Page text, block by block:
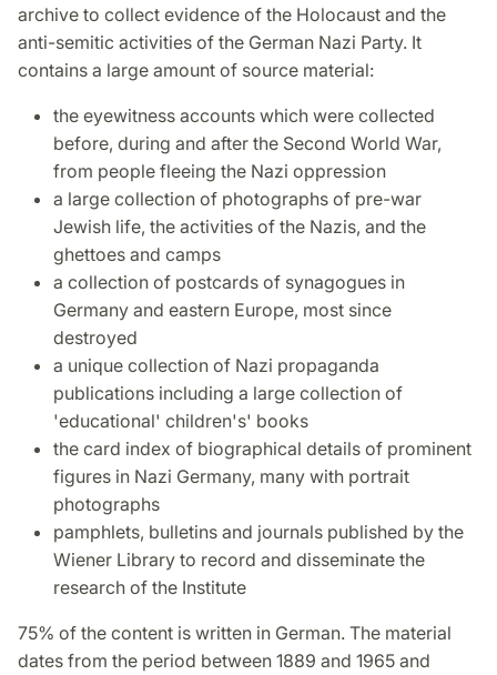
archive to collect evidence of the Holocaust and the
anti-semitic activities of the German Nazi Party. It
contains a large amount of source material:
the eyewitness accounts which were collected
before, during and after the Second World War,
from people fleeing the Nazi oppression
a large collection of photographs of pre-war
Jewish life, the activities of the Nazis, and the
ghettoes and camps
a collection of postcards of synagogues in
Germany and eastern Europe, most since
destroyed
a unique collection of Nazi propaganda
publications including a large collection of
'educational' children's' books
the card index of biographical details of prominent
figures in Nazi Germany, many with portrait
photographs
pamphlets, bulletins and journals published by the
Wiener Library to record and disseminate the
research of the Institute
75% of the content is written in German. The material
dates from the period between 1889 and 1965 and